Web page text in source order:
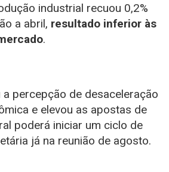
industrial recuou 0,2%
a abril, resultado inferior às
.
percepção de desaceleração
e elevou as apostas de
poderá iniciar um ciclo de
já na reunião de agosto.